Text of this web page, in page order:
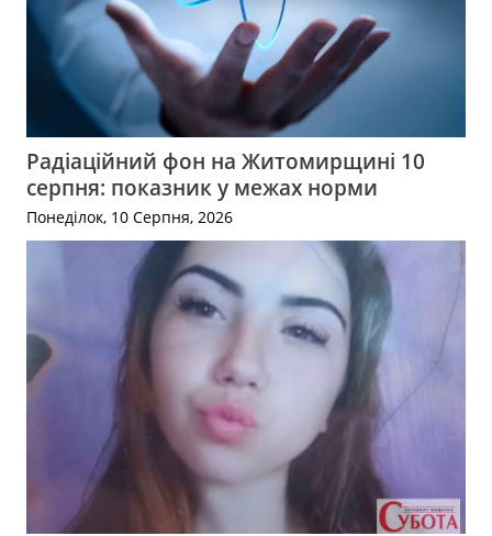
Радіаційний фон на Житомирщині 10
серпня: показник у межах норми
Понеділок, 10 Серпня, 2026